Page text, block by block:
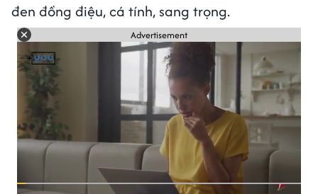
đen đồng điệu, cá tính, sang trọng.
Advertisement